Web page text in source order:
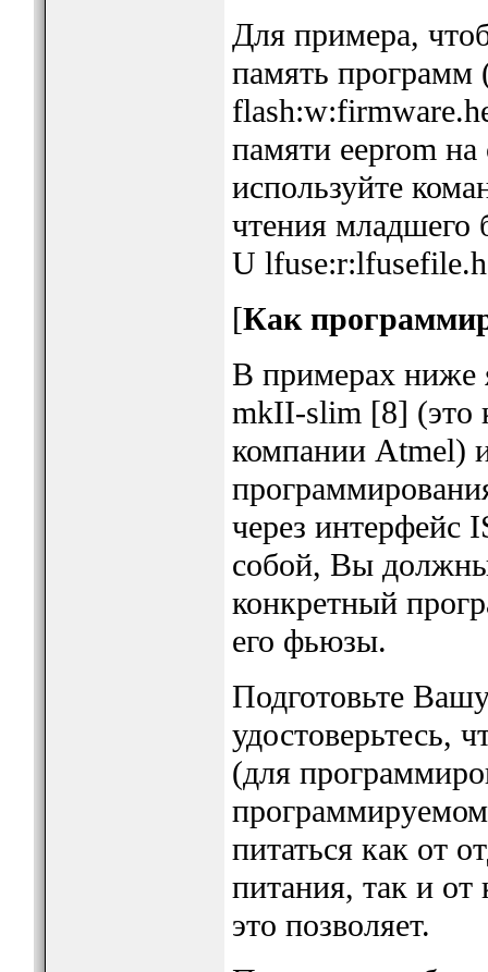
Для примера,
память программ
памяти eeprom на
используйте
чтения младшего
U
[Как
В примерах ниже
mkII-slim [8] (это
компании Atmel)
через интерфейс
собой, Вы должны
конкретный
его фьюзы.
Подготовьте
удостоверьтесь,
(для
питаться как от
питания, так и от
это позволяет.